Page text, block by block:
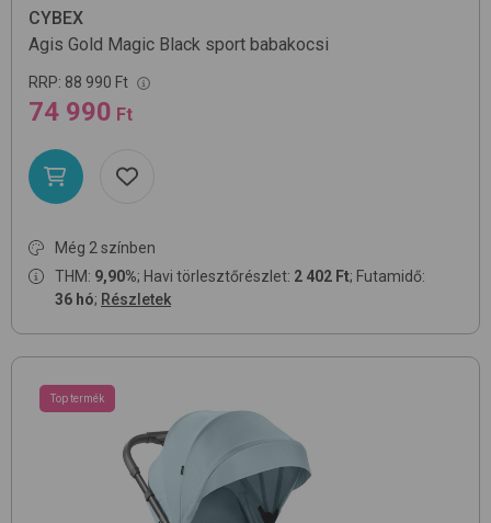
CYBEX
Agis Gold Magic Black sport babakocsi
RRP: 88 990 Ft
74 990 Ft
Még 2 színben
THM: 9,90%; Havi törlesztőrészlet: 2 402 Ft; Futamidő:
36 hó; Részletek
Top termék